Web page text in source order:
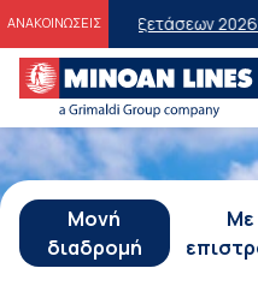
ΑΝΑΚΟΙΝΩΣΕΙΣ
Εξετάσεων 202620% έκπτωση
Μονή
διαδρομή
Με